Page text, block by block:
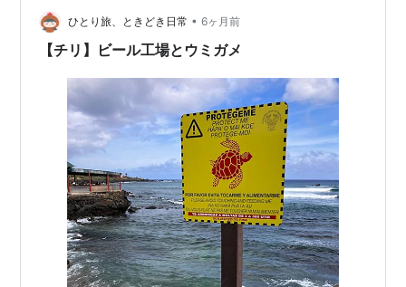
背中ぞくぞくした。 行…
ひとり旅、ときどき日常 • 6ヶ月前
【チリ】ビール工場とウミガメ